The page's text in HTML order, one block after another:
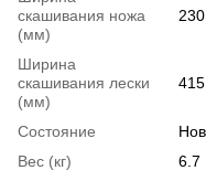
скашивания ножа
(мм)
Ширина
скашивания лески
(мм)
Состояние
Вес (кг)
6.7